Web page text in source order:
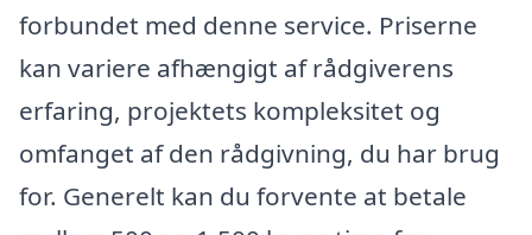
forbundet med denne service. Priserne
kan variere afhængigt af rådgiverens
erfaring, projektets kompleksitet og
omfanget af den rådgivning, du har brug
for. Generelt kan du forvente at betale